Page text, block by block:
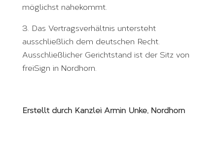
möglichst nahekommt.
3. Das Vertragsverhältnis untersteht
ausschließlich dem deutschen Recht.
Ausschließlicher Gerichtstand ist der Sitz von
freiSign in Nordhorn.
Erstellt durch Kanzlei Armin Unke, Nordhorn